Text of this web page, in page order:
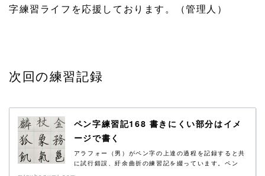
字練習ライフを応援しております。（管理人）
次回の練習記録
ペン字練習記168 書きにくい部分はイメ
ージで書く
アラフォー（男）がペン字の上達の過程を記録すると共
に試行錯誤、紆余曲折の練習記を綴っています。ペン